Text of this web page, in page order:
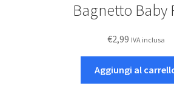
Bagnetto Baby
€2,99 IVA inclusa
Aggiungi al